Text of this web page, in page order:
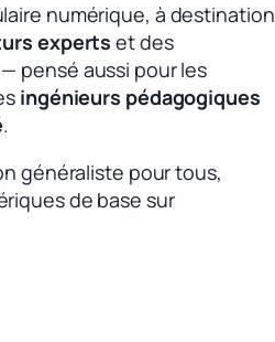
numérique, à destination
experts et des
pensé aussi pour les
ingénieurs pédagogiques
.
généraliste pour tous,
de base sur